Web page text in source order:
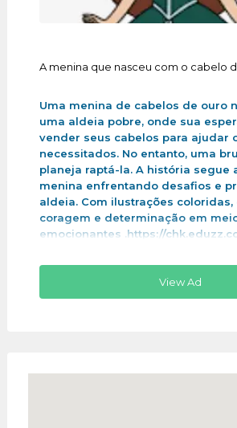
Uma menina de cabelos de ouro
uma aldeia pobre, onde sua
vender seus cabelos para ajudar
necessitados. No entanto, uma
planeja raptá-la. A história segue
menina enfrentando desafios e
aldeia. Com ilustrações
coragem e determinação em
emocionantes .https://
View Ad